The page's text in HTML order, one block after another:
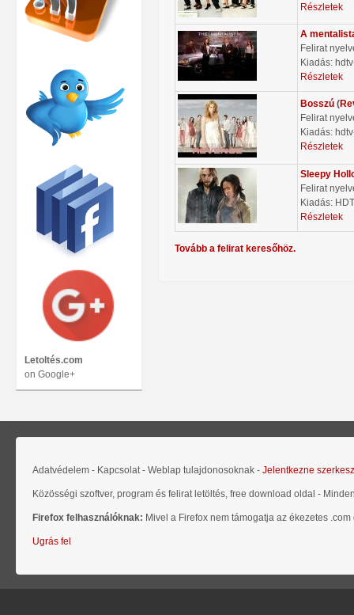
Letoltés.com
on Google+
Részletek
A
Felirat
Kiadás:
Részletek
Bosszú (
Felirat
Kiadás:
Részletek
Sleepy
Felirat
Kiadás:
Részletek
Tovább a felirat keresőhöz.
Adatvédelem - Kapcsolat - Weblap tulajdonosoknak - Jelentkezne
Közösségi szoftver, program és felirat letöltés, free download oldal -
Firefox felhasználóknak: Mivel a Firefox nem támogatja az ékezetes
Ugrás fel